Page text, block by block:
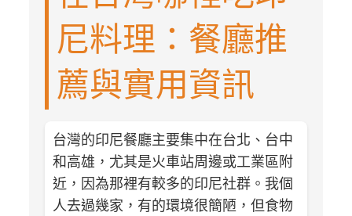
尼料理：餐廳推
薦與實用資訊
台灣的印尼餐廳主要集中在台北、台中
和高雄，尤其是火車站周邊或工業區附
近，因為那裡有較多的印尼社群。我個
人去過幾家，有的環境很簡陋，但食物